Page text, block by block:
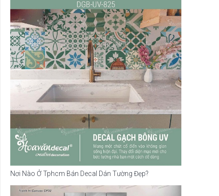
Nơi Nào Ở Tphcm Bán Decal Dán Tường Đẹp?